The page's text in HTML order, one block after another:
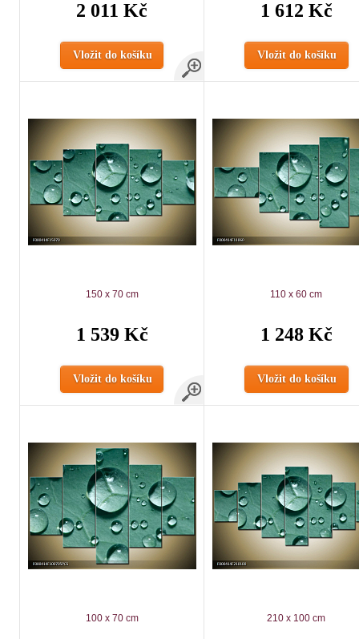
2 011 Kč
Vložit do košíku
1 612 Kč
Vložit do košíku
150 x 70 cm
1 539 Kč
Vložit do košíku
110 x 60 cm
1 248 Kč
Vložit do košíku
100 x 70 cm 210 x 100 cm